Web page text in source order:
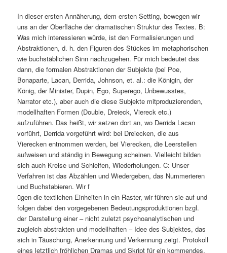
In dieser ersten Annäherung, dem ersten Setting, bewegen wir
uns an der Oberfläche der dramatischen Struktur des Textes. B:
Was mich interessieren würde, ist den Formalisierungen und
Abstraktionen, d. h. den Figuren des Stückes im metaphorischen
wie buchstäblichen Sinn nachzugehen. Für mich bedeutet das
dann, die formalen Abstraktionen der Subjekte (bei Poe,
Bonaparte, Lacan, Derrida, Johnson, et. al.: die Königin, der
König, der Minister, Dupin, Ego, Superego, Unbewusstes,
Narrator etc.), aber auch die diese Subjekte mitproduzierenden,
modellhaften Formen (Double, Dreieck, Viereck etc.)
aufzuführen. Das heißt, wir setzen dort an, wo Derrida Lacan
vorführt, Derrida vorgeführt wird: bei Dreiecken, die aus
Vierecken entnommen werden, bei Vierecken, die Leerstellen
aufweisen und ständig in Bewegung scheinen. Vielleicht bilden
sich auch Kreise und Schleifen, Wiederholungen. C: Unser
Verfahren ist das Abzählen und Wiedergeben, das Nummerieren
und Buchstabieren. Wir f
ügen die textlichen Einheiten in ein Raster, wir führen sie auf und
folgen dabei den vorgegebenen Bedeutungsproduktionen bzgl.
der Darstellung einer – nicht zuletzt psychoanalytischen und
zugleich abstrakten und modellhaften – Idee des Subjektes, das
sich in Täuschung, Anerkennung und Verkennung zeigt. Protokoll
eines letztlich fröhlichen Dramas und Skript für ein kommendes,